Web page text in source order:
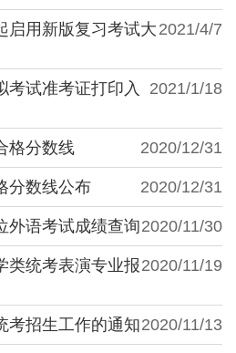
2021/4/7
启用新版复习考试大
2021/1/18
考试准考证打印入
2020/12/31
格分数线
2020/12/31
分数线公布
2020/11/30
外语考试成绩查询
2020/11/19
类统考表演专业报
2020/11/13
考招生工作的通知